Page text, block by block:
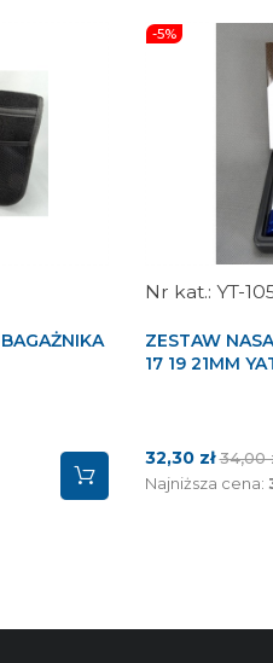
-5%
YT-
ZESTAW
17 19 21MM
Cena
32,30 złCena
34,00
Najniższa cena: